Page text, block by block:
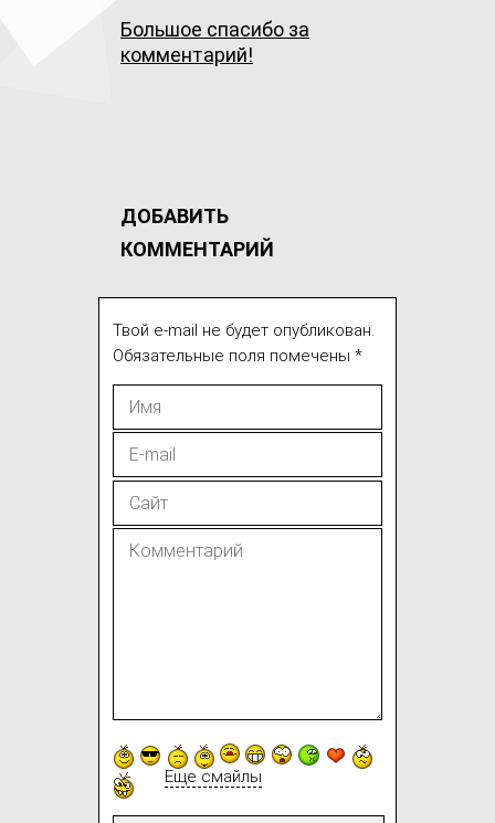
Большое спасибо за
комментарий!
ДОБАВИТЬ
КОММЕНТАРИЙ
Твой e-mail не будет опубликован.
Обязательные поля помечены*
Еще смайлы